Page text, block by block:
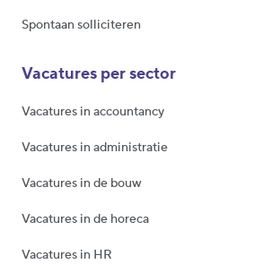
Spontaan solliciteren
Vacatures per sector
Vacatures in accountancy
Vacatures in administratie
Vacatures in de bouw
Vacatures in de horeca
Vacatures in HR